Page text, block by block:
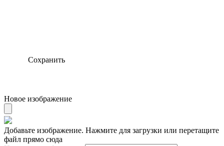
Сохранить
Новое изображение
Добавьте изображение. Нажмите для загрузки или перетащите
файл прямо сюда